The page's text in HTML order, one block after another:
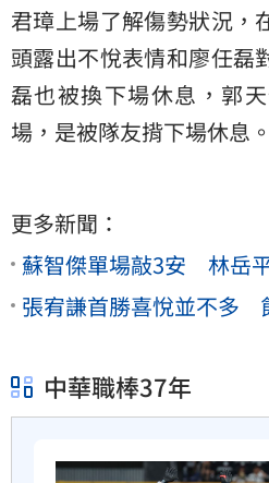
君璋上場了解傷勢狀況，
頭露出不悅表情和廖任磊
磊也被換下場休息，郭
場，是被隊友揹下場休息。
更多新聞：
蘇智傑單場敲3安 林岳
張宥謙首勝喜悅並不多
中華職棒37年